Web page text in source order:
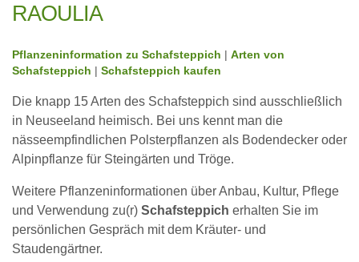
RAOULIA
Pflanzeninformation zu Schafsteppich
Arten von
Schafsteppich
Schafsteppich kaufen
Die knapp 15 Arten des Schafsteppich sind ausschließlich
in Neuseeland heimisch. Bei uns kennt man die
nässeempfindlichen Polsterpflanzen als Bodendecker oder
Alpinpflanze für Steingärten und Tröge.
Weitere Pflanzeninformationen über Anbau, Kultur, Pflege
und Verwendung zu(r) Schafsteppich erhalten Sie im
persönlichen Gespräch mit dem Kräuter- und
Staudengärtner.